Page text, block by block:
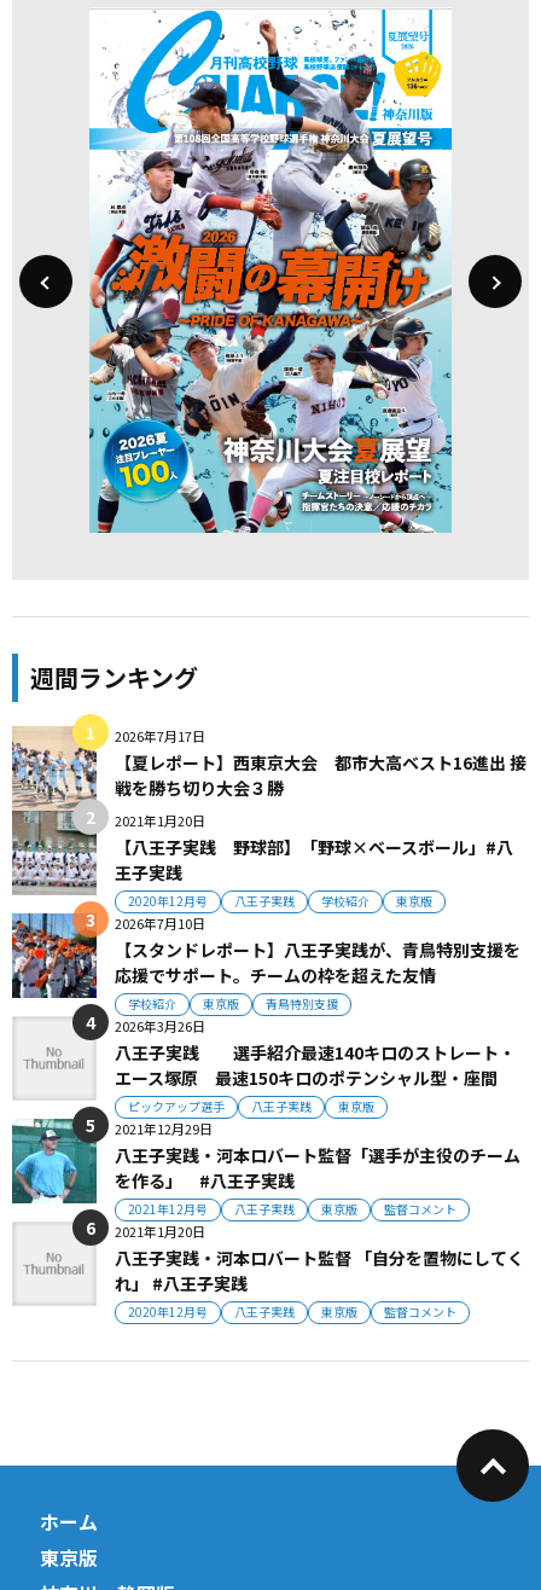
週間ランキング
2026年7月17日
【夏レポート】西東京大会 都市大高ベスト16進出 接
戦を勝ち切り大会３勝
2021年1月20日
【八王子実践 野球部】「野球×ベースボール」#八
王子実践
2020年12月号 八王子実践 学校紹介 東京版
2026年7月10日
【スタンドレポート】八王子実践が、青鳥特別支援を
応援でサポート。チームの枠を超えた友情
学校紹介 東京版 青鳥特別支援
2026年3月26日
八王子実践 選手紹介最速140キロのストレート・
エース塚原 最速150キロのポテンシャル型・座間
ピックアップ選手 八王子実践 東京版
2021年12月29日
八王子実践・河本ロバート監督「選手が主役のチーム
を作る」 #八王子実践
2021年12月号 八王子実践 東京版 監督コメント
2021年1月20日
八王子実践・河本ロバート監督 「自分を置物にしてく
れ」 #八王子実践
2020年12月号 八王子実践 東京版 監督コメント
ホーム
東京版